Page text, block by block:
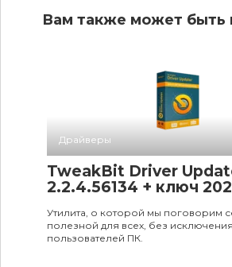
Вам также может быть
Драйверы
TweakBit Driver
2.2.4.56134 + ключ
Утилита, о которой мы поговорим
полезной для всех, без исключения,
пользователей ПК.